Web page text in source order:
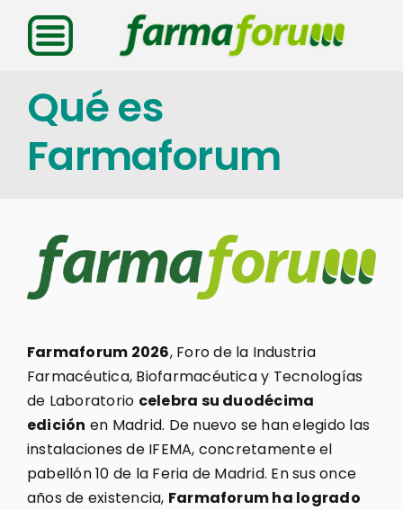
Saltar
contenido
Qué es
Farmaforum
Farmaforum 2026, Foro de la Industria
Farmacéutica, Biofarmacéutica y Tecnologías
de Laboratorio celebra su duodécima
edición en Madrid. De nuevo se han elegido las
instalaciones de IFEMA, concretamente el
pabellón 10 de la Feria de Madrid. En sus once
años de existencia, Farmaforum ha logrado